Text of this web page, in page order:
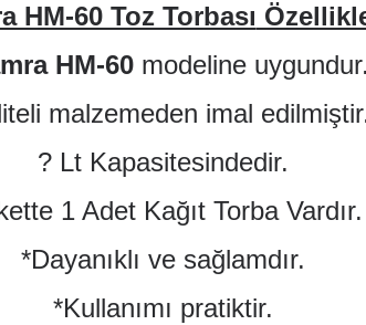
HM-60 Toz Torbası
HM-60modeline uygundur.
malzemeden imal
? Lt Kapasitesindedir.
1 Adet Kağıt Torba Vardır.
*Dayanıklı ve sağlamdır.
*Kullanımı pratiktir.